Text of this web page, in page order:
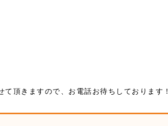
頂きますので、お電話お待ちしております！